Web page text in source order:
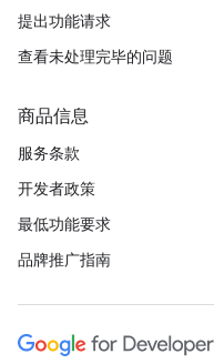
提出功能请求
查看未处理完毕的问题
商品信息
服务条款
开发者政策
最低功能要求
品牌推广指南